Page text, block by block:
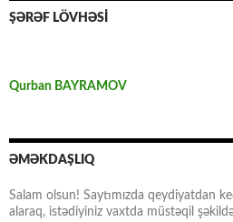
ŞƏRƏF LÖVHƏSİ
Qurban BAYRAMOV
ƏMƏKDAŞLIQ
Salam olsun! Saytımızda qeydiyatdan
alaraq, istədiyiniz vaxtda müstəqil şəkildə